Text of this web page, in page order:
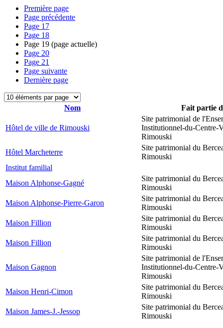
Première page
Page précédente
Page 17
Page 18
Page 19 (page actuelle)
Page 20
Page 21
Page suivante
Dernière page
Nom Fait partie
Hôtel de ville de Rimouski
Site patrimonial de
Institutionnel-du-Centre-
Rimouski
Hôtel Marcheterre
Site patrimonial du
Rimouski
Institut familial
Maison Alphonse-Gagné
Site patrimonial du
Rimouski
Maison Alphonse-Pierre-Garon
Site patrimonial du
Rimouski
Maison Fillion
Site patrimonial du
Rimouski
Maison Fillion
Site patrimonial du
Rimouski
Maison Gagnon
Site patrimonial de
Institutionnel-du-Centre-
Rimouski
Maison Henri-Cimon
Site patrimonial du
Rimouski
Maison James-J.-Jessop
Site patrimonial du
Rimouski